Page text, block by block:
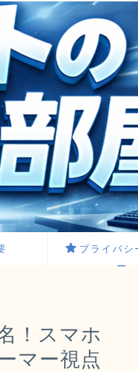
プライバシ
ー
！スマホ
マー視点